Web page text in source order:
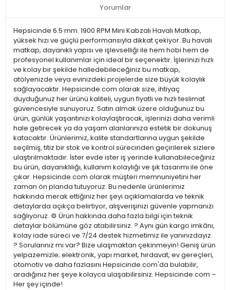
Yorumlar
Hepsicinde 6.5 mm. 1900 RPM Mini Kabzalı Havalı Matkap,
yüksek hızı ve güçlü performansıyla dikkat çekiyor. Bu havalı
matkap, dayanıklı yapısı ve işlevselliği ile hem hobi hem de
profesyonel kullanımlar için ideal bir seçenektir. İşlerinizi hızlı
ve kolay bir şekilde halledebileceğiniz bu matkap,
atölyenizde veya evinizdeki projelerde size büyük kolaylık
sağlayacaktır. Hepsicinde.com olarak size, ihtiyaç
duyduğunuz her ürünü kaliteli, uygun fiyatlı ve hızlı teslimat
güvencesiyle sunuyoruz. Satın almak üzere olduğunuz bu
ürün, günlük yaşantınızı kolaylaştıracak, işlerinizi daha verimli
hale getirecek ya da yaşam alanlarınıza estetik bir dokunuş
katacaktır. Ürünlerimiz, kalite standartlarına uygun şekilde
seçilmiş, titiz bir stok ve kontrol sürecinden geçirilerek sizlere
ulaştırılmaktadır. İster evde ister iş yerinde kullanabileceğiniz
bu ürün, dayanıklılığı, kullanım kolaylığı ve şık tasarımı ile öne
çıkar. Hepsicinde.com olarak müşteri memnuniyetini her
zaman ön planda tutuyoruz. Bu nedenle ürünlerimiz
hakkında merak ettiğiniz her şeyi açıklamalarda ve teknik
detaylarda açıkça belirtiyor, alışverişinizi güvenle yapmanızı
sağlıyoruz. ⚙️ Ürün hakkında daha fazla bilgi için teknik
detaylar bölümüne göz atabilirsiniz. ? Aynı gün kargo imkânı,
kolay iade süreci ve 7/24 destek hizmetimiz ile yanınızdayız.
? Sorularınız mı var? Bize ulaşmaktan çekinmeyin! Geniş ürün
yelpazemizle; elektronik, yapı market, hırdavat, ev gereçleri,
otomotiv ve daha fazlasını Hepsicinde.com'da bulabilir,
aradığınız her şeye kolayca ulaşabilirsiniz. Hepsicinde.com –
Her şey içinde!